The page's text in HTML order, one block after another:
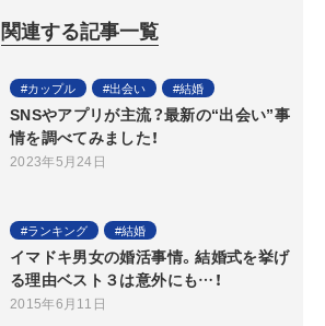
関連する記事一覧
カップル 出会い 結婚
SNSやアプリが主流？最新の“出会い”事
情を調べてみました！
2023年5月24日
ランキング 結婚
イマドキ男女の婚活事情。結婚式を挙げ
る理由ベスト３は意外にも…！
2015年6月11日